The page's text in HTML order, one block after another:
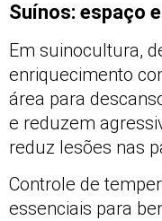
Suínos: espaço
Em suinocultura,
enriquecimento
área para
e reduzem
reduz lesões nas
Controle de
essenciais para